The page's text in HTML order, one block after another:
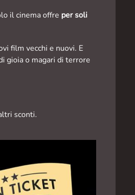
il cinema offre per soli
film vecchi e nuovi. E
gioia o magari di terrore
sconti.